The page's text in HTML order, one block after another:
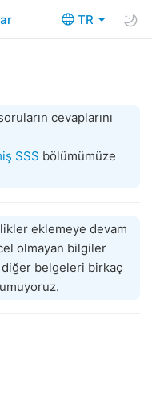
TR
cevaplarını
SSS bölümümüze
eklemeye devam
olmayan bilgiler
diğer belgeleri birkaç